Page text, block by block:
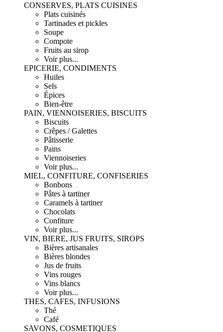
CONSERVES, PLATS CUISINES
Plats cuisinés
Tartinades et pickles
Soupe
Compote
Fruits au sirop
Voir plus...
EPICERIE, CONDIMENTS
Huiles
Sels
Épices
Bien-être
PAIN, VIENNOISERIES, BISCUITS
Biscuits
Crêpes / Galettes
Pâtisserie
Pains
Viennoiseries
Voir plus...
MIEL, CONFITURE, CONFISERIES
Bonbons
Pâtes à tartiner
Caramels à tartiner
Chocolats
Confiture
Voir plus...
VIN, BIERE, JUS FRUITS, SIROPS
Bières artisanales
Bières blondes
Jus de fruits
Vins rouges
Vins blancs
Voir plus...
THES, CAFES, INFUSIONS
Thé
Café
SAVONS, COSMETIQUES